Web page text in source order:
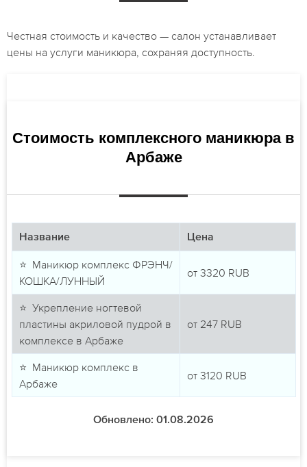
Честная стоимость и качество — салон устанавливает
цены на услуги маникюра, сохраняя доступность.
Стоимость комплексного маникюра в
Арбаже
Название Цена
⭐ Маникюр комплекс ФРЭНЧ/
КОШКА/ЛУННЫЙ
от 3320 RUB
⭐ Укрепление ногтевой
пластины акриловой пудрой в
комплексе в Арбаже
от 247 RUB
⭐ Маникюр комплекс в
Арбаже
от 3120 RUB
Обновлено: 01.08.2026